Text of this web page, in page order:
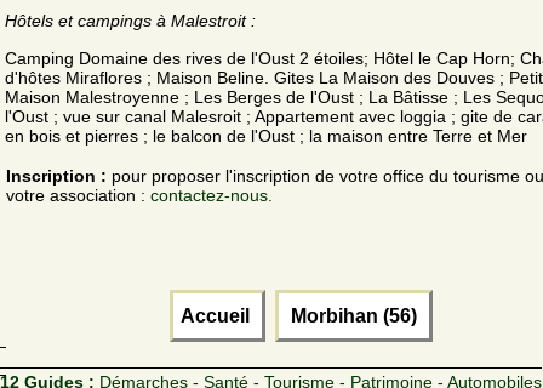
Hôtels et campings à Malestroit :
Camping Domaine des rives de l'Oust 2 étoiles; Hôtel le Cap Horn;
d'hôtes Miraflores ; Maison Beline. Gites La Maison des Douves ;
Maison Malestroyenne ; Les Berges de l'Oust ; La Bâtisse ; Les
l'Oust ; vue sur canal Malesroit ; Appartement avec loggia ; gite de
en bois et pierres ; le balcon de l'Oust ; la maison entre Terre et Mer
Inscription : pour proposer l'inscription de votre office du tourisme
votre association : contactez-nous.
Accueil Morbihan (56)
12 Guides : Démarches - Santé - Tourisme - Patrimoine - Automobiles